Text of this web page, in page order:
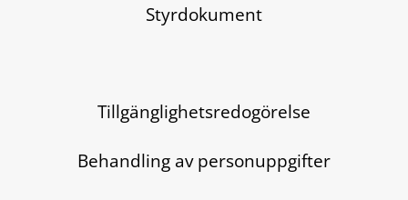
Styrdokument
Tillgänglighetsredogörelse
Behandling av personuppgifter